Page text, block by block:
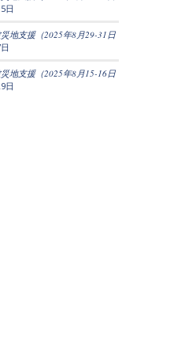
日
地支援（2025年8月29-31日
地支援（2025年8月15-16日
日